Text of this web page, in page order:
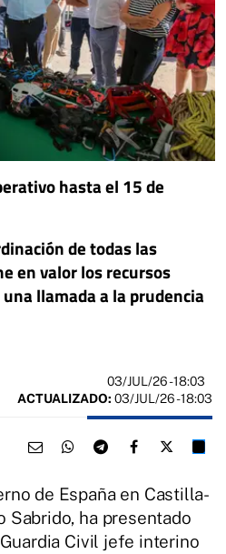
hasta el 15 de
de todas las
en valor los recursos
llamada a la prudencia
03/JUL/26- 18:03
ACTUALIZADO: 03/JUL/26 - 18:03
de España en Castilla-
Sabrido, ha presentado
Civil jefe interino